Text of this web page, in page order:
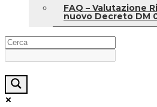
FAQ – Valutazione
nuovo Decreto DM